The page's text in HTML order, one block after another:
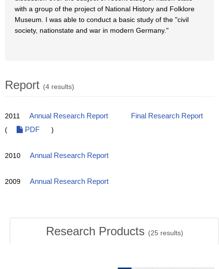
with a group of the project of National History and Folklore
Museum. I was able to conduct a basic study of the "civil
society, nationstate and war in modern Germany."
Report (4 results)
2011 Annual Research Report
Final Research Report
(
PDF )
2010 Annual Research Report
2009 Annual Research Report
Research Products (25 results)